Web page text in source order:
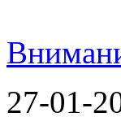
27-01-